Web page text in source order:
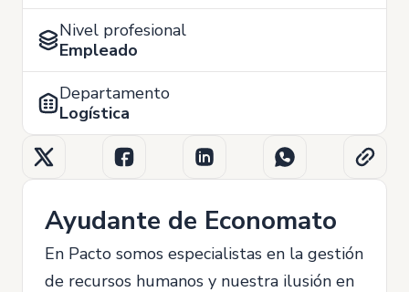
Nivel profesional
Empleado
Departamento
Logística
Ayudante de Economato
En Pacto somos especialistas en la gestión
de recursos humanos y nuestra ilusión en